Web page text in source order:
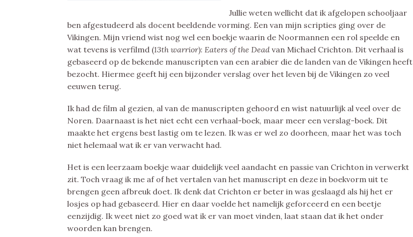
Jullie weten wellicht dat ik afgelopen schooljaar
ben afgestudeerd als docent beeldende vorming. Een van mijn scripties ging over de
Vikingen. Mijn vriend wist nog wel een boekje waarin de Noormannen een rol speelde en
wat tevens is verfilmd (13th warrior): Eaters of the Dead van Michael Crichton. Dit verhaal is
gebaseerd op de bekende manuscripten van een arabier die de landen van de Vikingen heeft
bezocht. Hiermee geeft hij een bijzonder verslag over het leven bij de Vikingen zo veel
eeuwen terug.
Ik had de film al gezien, al van de manuscripten gehoord en wist natuurlijk al veel over de
Noren. Daarnaast is het niet echt een verhaal-boek, maar meer een verslag-boek. Dit
maakte het ergens best lastig om te lezen. Ik was er wel zo doorheen, maar het was toch
niet helemaal wat ik er van verwacht had.
Het is een leerzaam boekje waar duidelijk veel aandacht en passie van Crichton in verwerkt
zit. Toch vraag ik me af of het vertalen van het manuscript en deze in boekvorm uit te
brengen geen afbreuk doet. Ik denk dat Crichton er beter in was geslaagd als hij het er
losjes op had gebaseerd. Hier en daar voelde het namelijk geforceerd en een beetje
eenzijdig. Ik weet niet zo goed wat ik er van moet vinden, laat staan dat ik het onder
woorden kan brengen.